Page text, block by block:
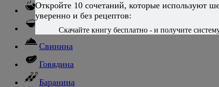
Супы
Ньокки
Свинина
Говядина
Баранина
Откройте 10 сочетаний, которые используют
уверенно и без рецептов:
Скачайте книгу бесплатно - и получите